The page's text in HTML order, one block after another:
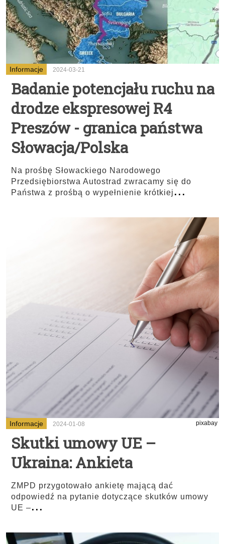
Informacje 2024-03-21
Badanie potencjału ruchu na
drodze ekspresowej R4
Preszów - granica państwa
Słowacja/Polska
Na prośbę Słowackiego Narodowego
Przedsiębiorstwa Autostrad zwracamy się do
Państwa z prośbą o wypełnienie krótkiej...
Informacje 2024-01-08 pixabay
Skutki umowy UE –
Ukraina: Ankieta
ZMPD przygotowało ankietę mającą dać
odpowiedź na pytanie dotyczące skutków umowy
UE –...